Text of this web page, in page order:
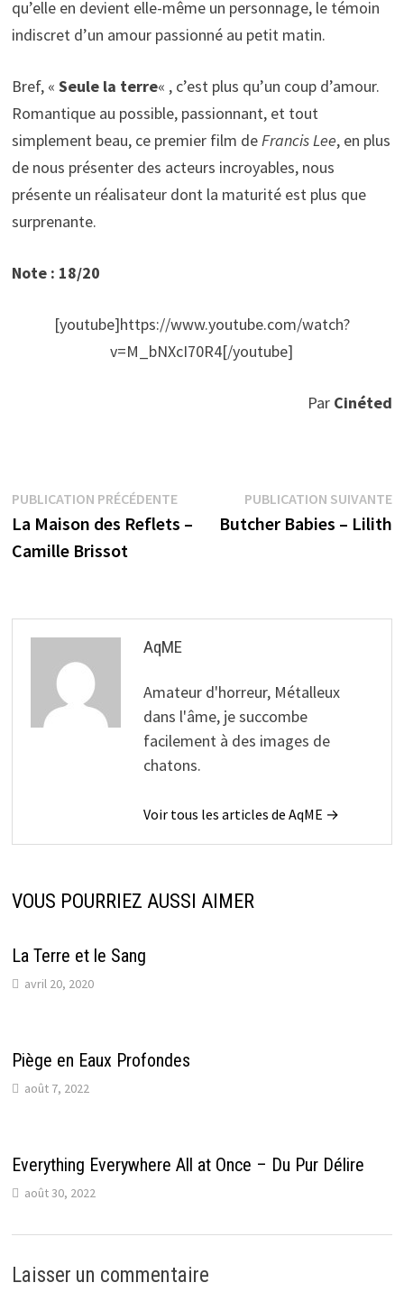
qu’elle en devient elle-même un personnage, le témoin
indiscret d’un amour passionné au petit matin.
Bref, « Seule la terre« , c’est plus qu’un coup d’amour.
Romantique au possible, passionnant, et tout
simplement beau, ce premier film deFrancis Lee, en plus
de nous présenter des acteurs incroyables, nous
présente un réalisateur dont la maturité est plus que
surprenante.
Note : 18/20
[youtube]https://www.youtube.com/watch?
v=M_bNXcI70R4[/youtube]
Par Cinéted
Navigation
de
PUBLICATION PRÉCÉDENTEPublication
précédente :
La Maison des Reflets –
Camille Brissot
PUBLICATION SUIVANTE
Butcher Babies – Lilith
AqME
Amateur d'horreur, Métalleux
dans l'âme, je succombe
facilement à des images de
chatons.
Voir tous les articles de AqME →
VOUS POURRIEZ AUSSI AIMER
La Terre et le Sang
avril 20, 2020
Piège en Eaux Profondes
août 7, 2022
Everything Everywhere All at Once – Du Pur Délire
août 30, 2022
Laisser un commentaire